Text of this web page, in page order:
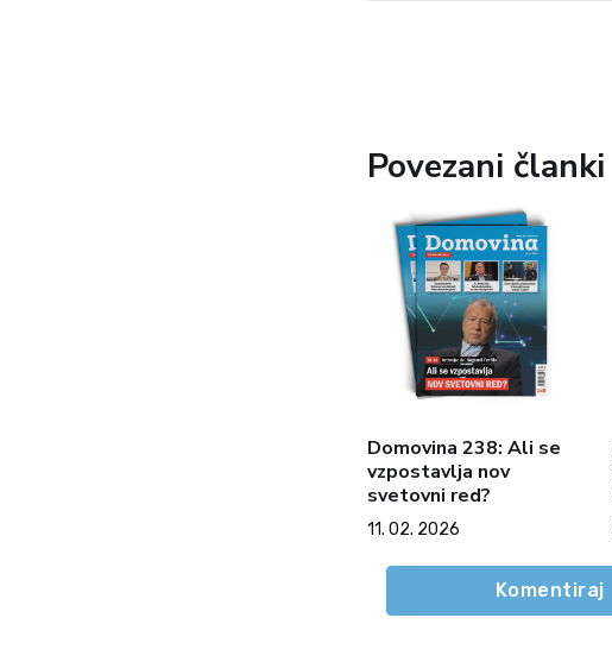
Povezani članki
Domovina 238: Ali se
vzpostavlja nov
svetovni red?
11. 02. 2026
Komentiraj